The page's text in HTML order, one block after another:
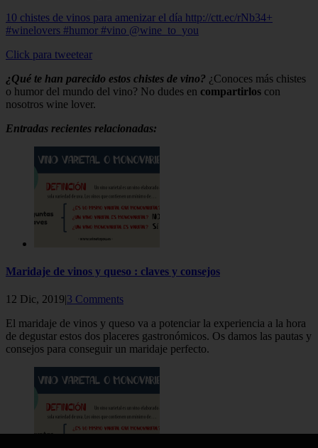
10 chistes de vinos para amenizar el día http://ctt.ec/rNb34+
#winelovers #humor #vino @wine_to_you
Click para tweetear
¿Qué te han parecido estos chistes de vino? ¿Conoces más chistes
o humor del mundo del vino? No dudes en compartirlos con
nosotros wine lover.
Entradas recientes relacionadas:
Maridaje de vinos y queso : claves y consejos
12 Dic, 2019| 3 Comments
El maridaje de vinos y queso va a potenciar la experiencia a la hora
de degustar estos dos placeres gastronómicos. Os damos las pautas y
consejos para conseguir un maridaje perfecto.